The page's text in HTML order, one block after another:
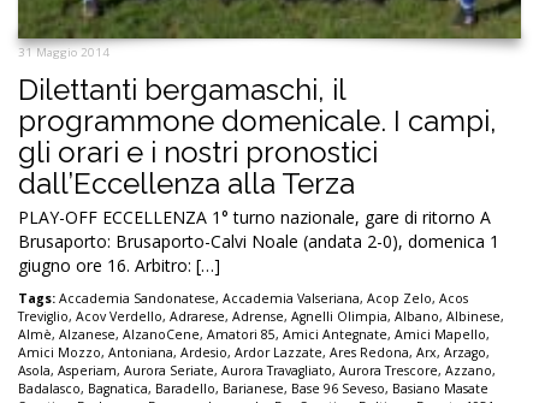
31 Maggio 2014
Dilettanti bergamaschi, il
programmone domenicale. I campi,
gli orari e i nostri pronostici
dall’Eccellenza alla Terza
PLAY-OFF ECCELLENZA 1° turno nazionale, gare di ritorno A
Brusaporto: Brusaporto-Calvi Noale (andata 2-0), domenica 1
giugno ore 16. Arbitro: […]
Tags: Accademia Sandonatese, Accademia Valseriana, Acop Zelo, Acos
Treviglio, Acov Verdello, Adrarese, Adrense, Agnelli Olimpia, Albano, Albinese,
Almè, Alzanese, AlzanoCene, Amatori 85, Amici Antegnate, Amici Mapello,
Amici Mozzo, Antoniana, Ardesio, Ardor Lazzate, Ares Redona, Arx, Arzago,
Asola, Asperiam, Aurora Seriate, Aurora Travagliato, Aurora Trescore, Azzano,
Badalasco, Bagnatica, Baradello, Barianese, Base 96 Seveso, Basiano Masate